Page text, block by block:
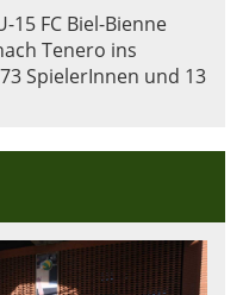
15 FC Biel-Bienne
Tenero ins
SpielerInnen und 13